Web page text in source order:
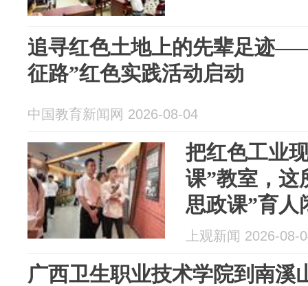
追寻红色土地上的先辈足迹
征路”红色实践活动启动
中国教育新闻网 2026-08-04
把红色工业
课”教室，这
思政课”育人
上观新闻 2026-08-
广西卫生职业技术学院到南溪